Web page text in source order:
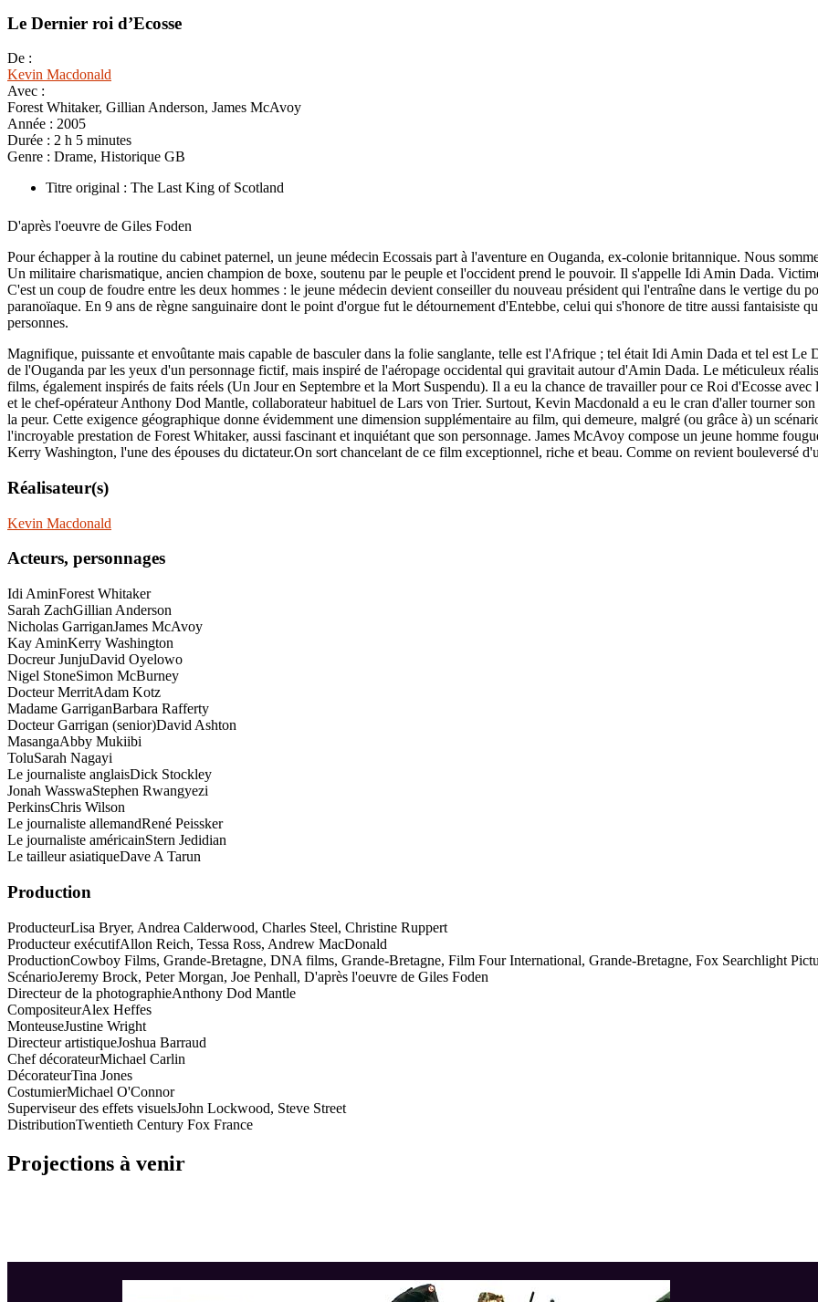
Le Dernier roi d’Ecosse
De :
Kevin Macdonald
Avec :
Forest Whitaker, Gillian Anderson, James McAvoy
Année : 2005
Durée : 2 h 5 minutes
Genre : Drame, Historique GB
Titre original : The Last King of Scotland
D'après l'oeuvre de Giles Foden
Pour échapper à la routine du cabinet paternel, un jeune médecin Ecossais part à l'aventure en Ouganda, ex-colonie britannique. Nous
Un militaire charismatique, ancien champion de boxe, soutenu par le peuple et l'occident prend le pouvoir. Il s'appelle Idi Amin Dada.
C'est un coup de foudre entre les deux hommes : le jeune médecin devient conseiller du nouveau président qui l'entraîne dans le vertige du
paranoïaque. En 9 ans de règne sanguinaire dont le point d'orgue fut le détournement d'Entebbe, celui qui s'honore de titre aussi fantaisiste
personnes.
Magnifique, puissante et envoûtante mais capable de basculer dans la folie sanglante, telle est l'Afrique ; tel était Idi Amin Dada et tel est
de l'Ouganda par les yeux d'un personnage fictif, mais inspiré de l'aéropage occidental qui gravitait autour d'Amin Dada. Le méticuleux
films, également inspirés de faits réels (Un Jour en Septembre et la Mort Suspendu). Il a eu la chance de travailler pour ce Roi d'Ecosse
et le chef-opérateur Anthony Dod Mantle, collaborateur habituel de Lars von Trier. Surtout, Kevin Macdonald a eu le cran d'aller tourner
la peur. Cette exigence géographique donne évidemment une dimension supplémentaire au film, qui demeure, malgré (ou grâce à) un
l'incroyable prestation de Forest Whitaker, aussi fascinant et inquiétant que son personnage. James McAvoy compose un jeune homme
Kerry Washington, l'une des épouses du dictateur.On sort chancelant de ce film exceptionnel, riche et beau. Comme on revient bouleversé
Réalisateur(s)
Kevin Macdonald
Acteurs, personnages
Idi AminForest Whitaker
Sarah ZachGillian Anderson
Nicholas GarriganJames McAvoy
Kay AminKerry Washington
Docreur JunjuDavid Oyelowo
Nigel StoneSimon McBurney
Docteur MerritAdam Kotz
Madame GarriganBarbara Rafferty
Docteur Garrigan (senior)David Ashton
MasangaAbby Mukiibi
ToluSarah Nagayi
Le journaliste anglaisDick Stockley
Jonah WasswaStephen Rwangyezi
PerkinsChris Wilson
Le journaliste allemandRené Peissker
Le journaliste américainStern Jedidian
Le tailleur asiatiqueDave A Tarun
Production
ProducteurLisa Bryer, Andrea Calderwood, Charles Steel, Christine Ruppert
Producteur exécutifAllon Reich, Tessa Ross, Andrew MacDonald
ProductionCowboy Films, Grande-Bretagne, DNA films, Grande-Bretagne, Film Four International, Grande-Bretagne, Fox Searchlight
ScénarioJeremy Brock, Peter Morgan, Joe Penhall, D'après l'oeuvre de Giles Foden
Directeur de la photographieAnthony Dod Mantle
CompositeurAlex Heffes
MonteuseJustine Wright
Directeur artistiqueJoshua Barraud
Chef décorateurMichael Carlin
DécorateurTina Jones
CostumierMichael O'Connor
Superviseur des effets visuelsJohn Lockwood, Steve Street
DistributionTwentieth Century Fox France
Projections à venir